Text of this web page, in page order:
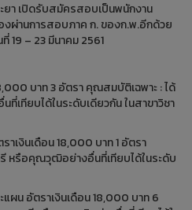
ยา เปิดรับสมัครสอบเป็นพนักงาน
งผ่านการสอบภาค ก. ของก.พ.อีกด้วย
19 – 23 มีนาคม 2561
บาท 3 อัตรา คุณสมบัติเฉพาะ : ได้
ทียบได้ในระดับเดียวกัน ในสาขาวิชา
เงินเดือน 18,000 บาท 1 อัตรา
หรือคุณวุฒิอย่างอื่นที่เทียบได้ในระดับ
แผน อัตราเงินเดือน 18,000 บาท 6